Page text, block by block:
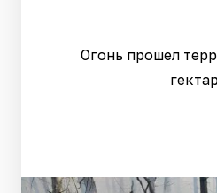
Огонь прошел